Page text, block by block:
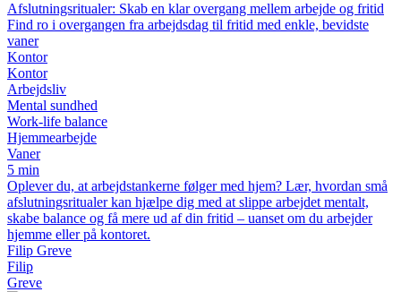
Afslutningsritualer: Skab en klar overgang mellem arbejde og fritid
Find ro i overgangen fra arbejdsdag til fritid med enkle, bevidste
vaner
Kontor
Kontor
Arbejdsliv
Mental sundhed
Work-life balance
Hjemmearbejde
Vaner
5 min
Oplever du, at arbejdstankerne følger med hjem? Lær, hvordan små
afslutningsritualer kan hjælpe dig med at slippe arbejdet mentalt,
skabe balance og få mere ud af din fritid – uanset om du arbejder
hjemme eller på kontoret.
Filip Greve
Filip
Greve